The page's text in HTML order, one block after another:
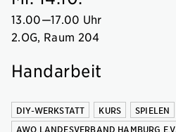
13.00—17.00 Uhr
2.OG, Raum 204
Handarbeit
DIY-WERKSTATT KURS
SPIELEN
AWO LANDESVERBAND HAMBURG E.V.